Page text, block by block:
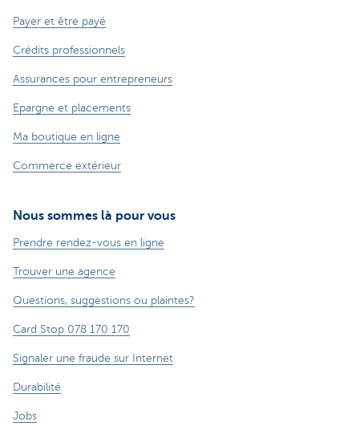
Payer et être payé
Crédits professionnels
Assurances pour entrepreneurs
Epargne et placements
Ma boutique en ligne
Commerce extérieur
Nous sommes là pour vous
Prendre rendez-vous en ligne
Trouver une agence
Questions, suggestions ou plaintes?
Card Stop 078 170 170
Signaler une fraude sur Internet
Durabilité
Jobs